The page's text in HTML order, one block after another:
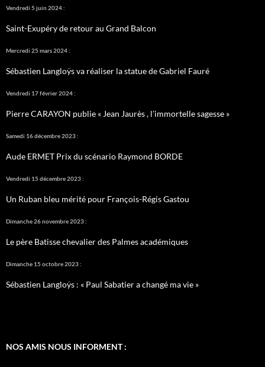
Vendredi 5 juin 2024 :
Saint-Exupéry de retour au Grand Balcon
Mercredi 25 mars 2024 :
Sébastien Langloÿs va réaliser la statue de Gabriel Fauré
Vendredi 17 février 2024 :
Pierre CARAYON publie « Jean Jaurès , l’immortelle sagesse »
Samedi 16 décembre 2023 :
Aude ERMET Prix du scénario Raymond BORDE
Vendredi 15 décembre 2023 :
Un Ruban bleu mérité pour François-Régis Gastou
Dimanche 26 novembre 2023 :
Le père Batisse chevalier des Palmes académiques
Dimanche 15 octobre 2023 :
Sébastien Langloÿs : « Paul Sabatier a changé ma vie »
NOS AMIS NOUS INFORMENT :